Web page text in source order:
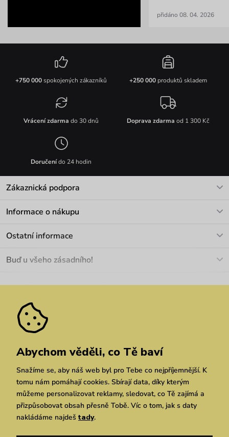
přidáno 08. 04. 2026
+750 000spokojených zákazníků +250 000produktů skladem
Vrácení zdarma do 30 dnů Doprava zdarma od 1 300 Kč
Doručenído 24 hodin
Zákaznická podpora
Informace o nákupu
Materiály a údržba
Pozáruční opravy
Ostatní informace
Velkoobchod
We Care
Dárkové poukazy
Vuchlook
Prodejny
Praha Brno Chrudim
Buď u všeho zásadního!
Zásady ochrany osobních údajů
Simplia.cz
Abychom věděli, co Tě baví
Snažíme se, aby náš web byl pro Tebe co nejpříjemnější. K
tomu nám pomáhají cookies. Sbírají data, díky kterým
můžeme personalizovat reklamy, sledovat, co Tě zajímá a
přizpůsobovat obsah přesně Tobě. Víc o tom, jak s daty
nakládáme najdeš tady.